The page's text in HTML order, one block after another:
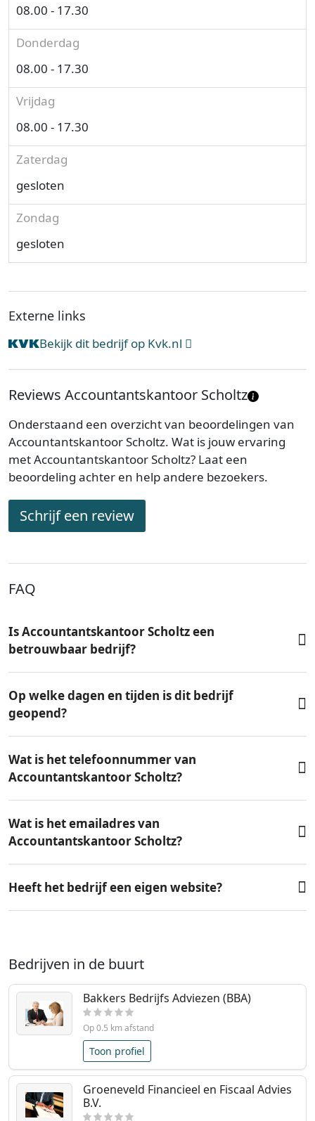
08.00 - 17.30
Donderdag
08.00 - 17.30
Vrijdag
08.00 - 17.30
Zaterdag
gesloten
Zondag
gesloten
Externe links
Bekijk dit bedrijf op Kvk.nl
Reviews Accountantskantoor Scholtz
Onderstaand een overzicht van beoordelingen van
Accountantskantoor Scholtz. Wat is jouw ervaring
met Accountantskantoor Scholtz? Laat een
beoordeling achter en help andere bezoekers.
Schrijf een review
FAQ
Is Accountantskantoor Scholtz een
betrouwbaar bedrijf?
Op welke dagen en tijden is dit bedrijf
geopend?
Wat is het telefoonnummer van
Accountantskantoor Scholtz?
Wat is het emailadres van
Accountantskantoor Scholtz?
Heeft het bedrijf een eigen website?
Bedrijven in de buurt
Bakkers Bedrijfs Adviezen (BBA)
Op 0.5 km afstand
Toon profiel
Groeneveld Financieel en Fiscaal Advies
B.V.